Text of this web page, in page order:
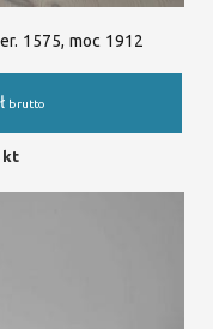
1575, moc 1912
brutto